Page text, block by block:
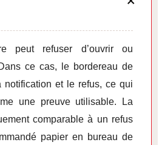
peut refuser d’ouvrir ou
ce cas, le bordereau de
notification et le refus, ce qui
une preuve utilisable. La
comparable à un refus
papier en bureau de